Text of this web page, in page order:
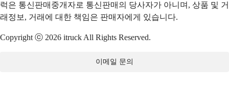
럭은 통신판매중개자로 통신판매의 당사자가 아니며, 상품 및 거
래정보, 거래에 대한 책임은 판매자에게 있습니다.
Copyright ⓒ 2026 itruck All Rights Reserved.
이메일 문의